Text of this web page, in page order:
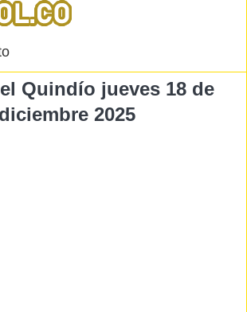
Quindío jueves 18 de
diciembre 2025